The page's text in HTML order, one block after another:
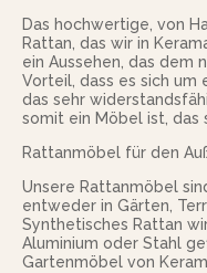
Das hochwertige, von
Rattan, das wir in
ein Aussehen, das dem
Vorteil, dass es sich um
das sehr
somit ein Möbel ist, das
Rattanmöbel für den
Unsere Rattanmöbel
entweder in Gärten,
Synthetisches Rattan
Aluminium oder Stahl
Gartenmöbel von